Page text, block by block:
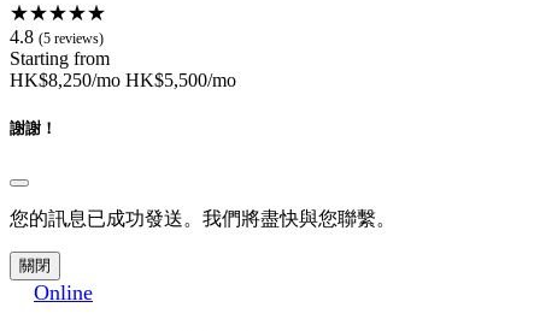
★★★★★
4.8 (5 reviews)
Starting from
HK$8,250/mo HK$5,500/mo
謝謝！
您的訊息已成功發送。我們將盡快與您聯繫。
關閉
Online